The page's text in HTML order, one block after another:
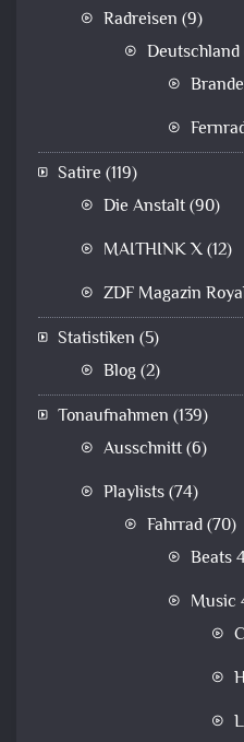
Radreisen (9)
Deutschland
Satire (119)
Die Anstalt(90)
MAITHINK X(12)
ZDF Magazin
Statistiken (5)
Blog(2)
Tonaufnahmen (139)
Ausschnitt(6)
Playlists(74)
Fahrrad(70)
Beats
Music